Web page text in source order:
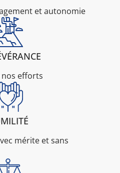
et autonomie
nos efforts
mérite et sans